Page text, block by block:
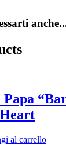
al carrello